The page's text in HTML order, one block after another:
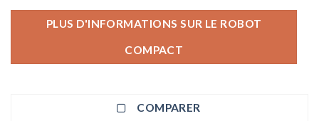
PLUS D'INFORMATIONS SUR LE ROBOT
COMPACT
COMPARER